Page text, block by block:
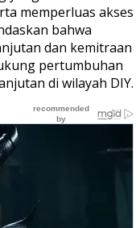
memperluas akses
bahwa
dan kemitraan
pertumbuhan
di wilayah DIY.